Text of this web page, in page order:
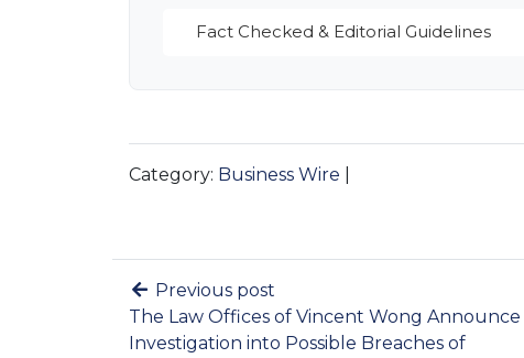
Fact Checked & Editorial Guidelines
Category: Business Wire
Previous post
The Law Offices of Vincent Wong Announce
Investigation into Possible Breaches of